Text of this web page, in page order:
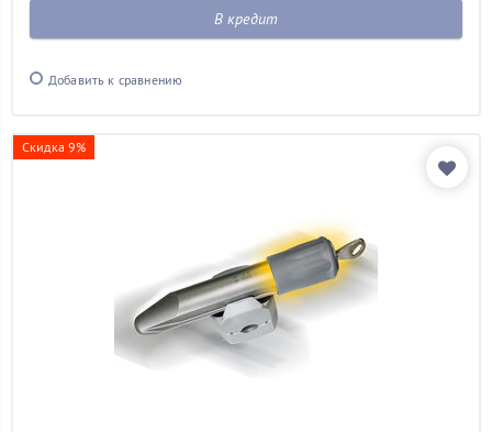
В кредит
Добавить к сравнению
Скидка 9%